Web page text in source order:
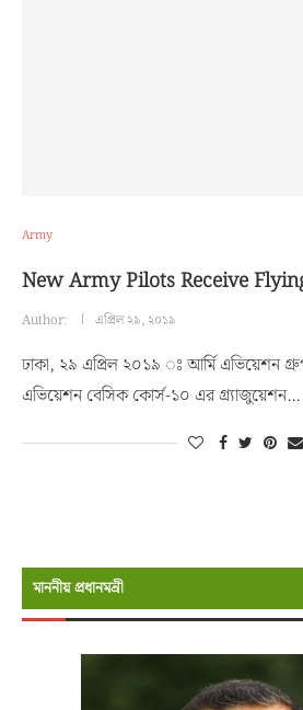
Army
New Army Pilots Receive
Author: এপ্রিল ২৯, ২০১৯
ঢাকা, ২৯ এপ্রিল ২০১৯ ঃ আর্মি এভিয়েশন
এভিয়েশন বেসিক কোর্স-১০ এর গ্র্যাজুয়েশন…
মাননীয় প্রধানমন্রী